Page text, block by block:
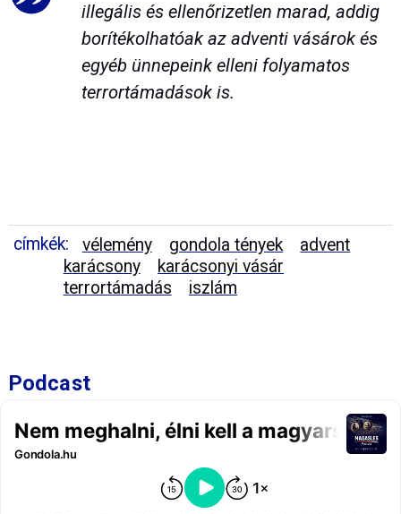
illegális és ellenőrizetlen marad, addig
borítékolhatóak az adventi vásárok és
egyéb ünnepeink elleni folyamatos
terrortámadások is.
címkék: vélemény gondola tények
advent
karácsony
karácsonyi vásár
terrortámadás
iszlám
Podcast